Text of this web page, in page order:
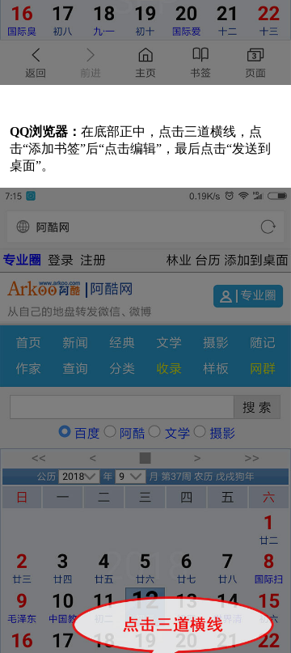
QQ浏览器： 在底部正中，点击三道横线，点
击“添加书签”后“点击编辑”，最后点击“发送到
桌面”。